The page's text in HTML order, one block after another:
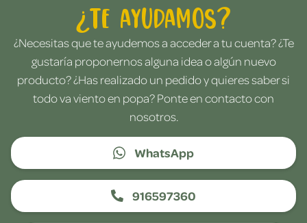
¿Te ayudamos?
¿Necesitas que te ayudemos a acceder a tu cuenta? ¿Te
gustaría proponernos alguna idea o algún nuevo
producto? ¿Has realizado un pedido y quieres saber si
todo va viento en popa? Ponte en contacto con
nosotros.
WhatsApp
916597360